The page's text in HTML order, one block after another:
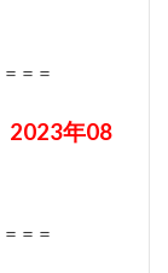
＝＝
2023年08
＝＝